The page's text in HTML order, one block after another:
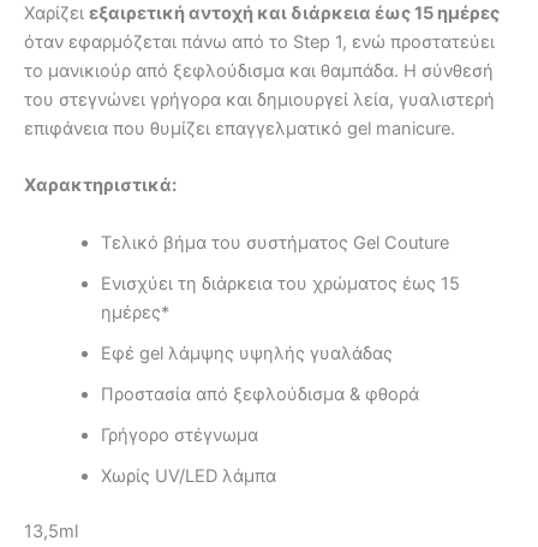
Χαρίζει εξαιρετική αντοχή και διάρκεια έως 15 ημέρες
όταν εφαρμόζεται πάνω από το Step 1, ενώ προστατεύει
το μανικιούρ από ξεφλούδισμα και θαμπάδα. Η σύνθεσή
του στεγνώνει γρήγορα και δημιουργεί λεία, γυαλιστερή
επιφάνεια που θυμίζει επαγγελματικό gel manicure.
Χαρακτηριστικά:
Τελικό βήμα του συστήματος Gel Couture
Ενισχύει τη διάρκεια του χρώματος έως 15
ημέρες*
Εφέ gel λάμψης υψηλής γυαλάδας
Προστασία από ξεφλούδισμα & φθορά
Γρήγορο στέγνωμα
Χωρίς UV/LED λάμπα
13,5ml